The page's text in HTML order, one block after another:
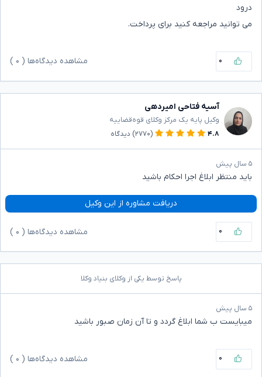
درود
می توانید مراجعه کنید برای پرداخت.
۰ مشاهده دیدگاه‌ها ( ۰
آسیه فتاحی امیردهی
وکیل پایه یک مرکز وکلای قوه‌قضاییه
۴.۸
(۲۷۷۰) دیدگاه
۵ سال پیش
باید منتظر ابلاغ اجرا احکام باشید
دریافت مشاوره از این وکیل
۰ مشاهده دیدگاه‌ها ( ۰
پاسخ توسط یکی از وکلای بنیاد وکلا
۵ سال پیش
میبایست ب شما ابلاغ گردد و تا آن زمان صبور باشید
۰ مشاهده دیدگاه‌ها ( ۰